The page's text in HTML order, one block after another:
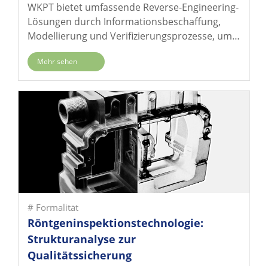
WKPT bietet umfassende Reverse-Engineering-
Lösungen durch Informationsbeschaffung,
Modellierung und Verifizierungsprozesse, um
Kunden dabei zu unterstützen, die
Produktentwicklung zu beschleunigen, die
Belastbarkeit der Lieferkette zu stärken und
Produktoptimierungen und -upgrades zu
erreichen
Mehr sehen
# Formalität
Röntgeninspektionstechnologie:
Strukturanalyse zur
Qualitätssicherung